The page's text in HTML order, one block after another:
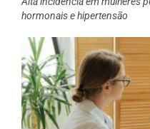
hormonais e hipertensão